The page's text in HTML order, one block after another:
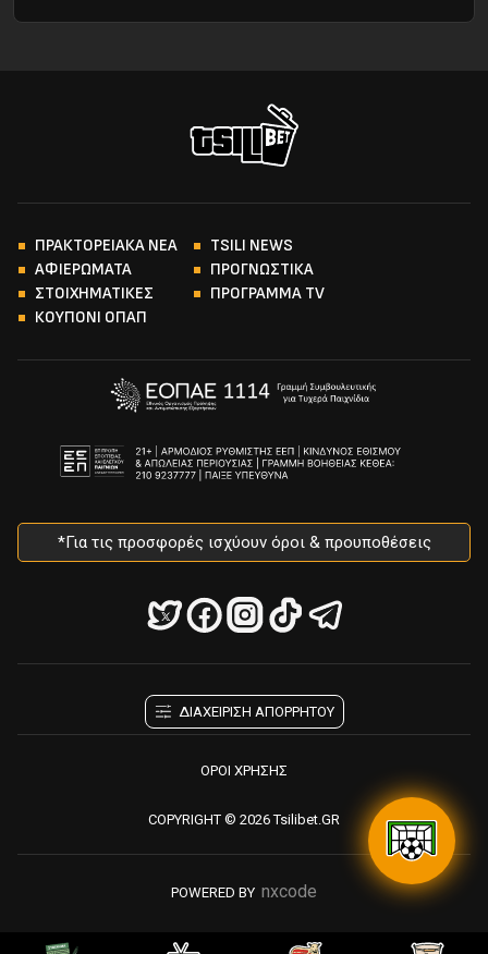
ΠΡΑΚΤΟΡΕΙΑΚΑ ΝΕΑ
TSILI NEWS
ΑΦΙΕΡΩΜΑΤΑ
ΠΡΟΓΝΩΣΤΙΚΑ
ΣΤΟΙΧΗΜΑΤΙΚΕΣ
ΠΡΟΓΡΑΜΜΑ TV
ΚΟΥΠΟΝΙ ΟΠΑΠ
*Για τις προσφορές ισχύουν όροι & προυποθέσεις
ΔΙΑΧΕΙΡΙΣΗ ΑΠΟΡΡΗΤΟΥ
ΟΡΟΙ ΧΡΗΣΗΣ
POWERED BY nxcode
COPYRIGHT © 2026 Tsilibet.GR